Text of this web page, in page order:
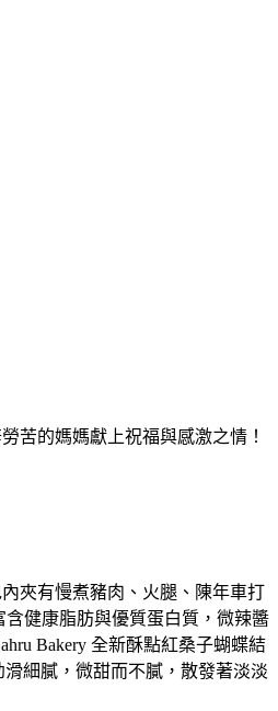
苦的媽媽獻上祝福與感激之情！
夾有慢煮豬肉、火腿、陳年車打
含健康脂肪與優質蛋白質，微辣醬
Bakery 全新酥點紅桑子蝴蝶結
滑細膩，微甜而不膩，散發著淡淡